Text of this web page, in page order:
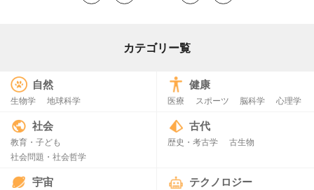
カテゴリー覧
自然
生物学 地球科学
健康
医療 スポーツ 脳科学 心理学
社会
教育・子ども
社会問題・社会哲学
古代
歴史・考古学 古生物
宇宙 テクノロジー